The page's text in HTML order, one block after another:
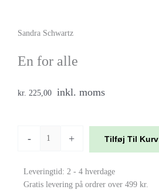
Sandra Schwartz
En for alle
kr. 225,00 inkl. moms
-
antal
+ Tilføj Til Kurv
Leveringtid: 2 - 4 hverdage
Gratis levering på ordrer over 499 kr.